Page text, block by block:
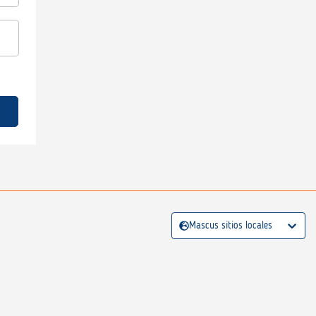
Mascus sitios locales